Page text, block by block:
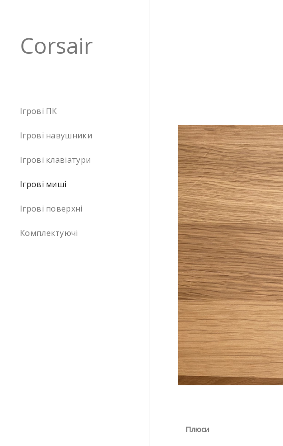
Corsair
Ігрові ПК
Ігрові навушники
Ігрові клавіатури
Ігрові миші
Ігрові поверхні
Комплектуючі
Плюси